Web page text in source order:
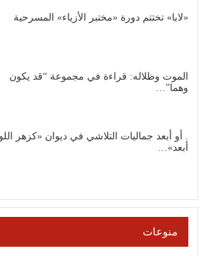
«لابا» تختتم دورة «مختبر الأزياء» المسرحية
الموت وظلاله: قراءة في مجموعة “قد يكون
وهما”…
. أو أبعد جماليات التلاشي في ديوان «كزهر
أبعد»…
منوعات